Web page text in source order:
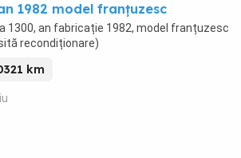
1982 model franțuzesc
1300, an fabricație 1982, model franțuzesc
recondiționare)
km